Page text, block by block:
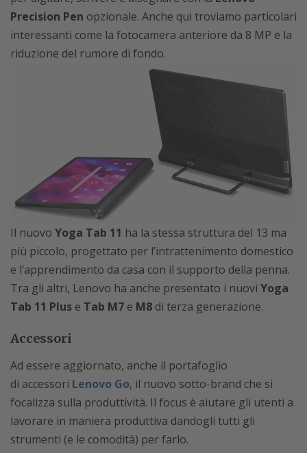
Precision Pen opzionale. Anche qui troviamo particolari
interessanti come la fotocamera anteriore da 8 MP e la
riduzione del rumore di fondo.
Il nuovo Yoga Tab 11 ha la stessa struttura del 13 ma
più piccolo, progettato per l’intrattenimento domestico
e l’apprendimento da casa con il supporto della penna.
Tra gli altri, Lenovo ha anche presentato i nuovi Yoga
Tab 11 Plus e Tab M7 e M8 di terza generazione.
Accessori
Ad essere aggiornato, anche il portafoglio
di accessori Lenovo Go, il nuovo sotto-brand che si
focalizza sulla produttività. Il focus è aiutare gli utenti a
lavorare in maniera produttiva dandogli tutti gli
strumenti (e le comodità) per farlo.